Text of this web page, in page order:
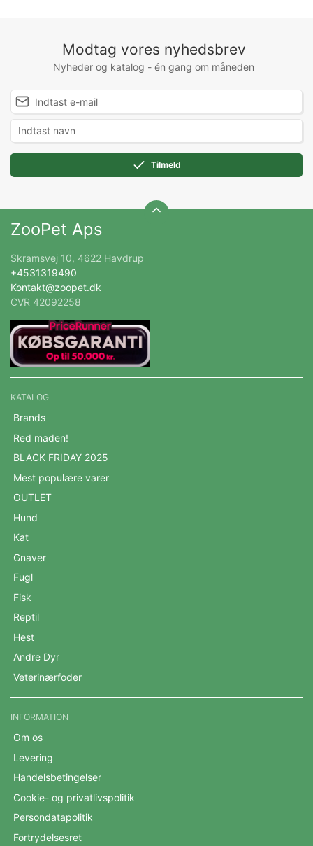
Modtag vores nyhedsbrev
Nyheder og katalog - én gang om måneden
Tilmeld
ZooPet Aps
Skramsvej 10, 4622 Havdrup
+4531319490
Kontakt@zoopet.dk
CVR 42092258
KATALOG
Brands
Red maden!
BLACK FRIDAY 2025
Mest populære varer
OUTLET
Hund
Kat
Gnaver
Fugl
Fisk
Reptil
Hest
Andre Dyr
Veterinærfoder
INFORMATION
Om os
Levering
Handelsbetingelser
Cookie- og privatlivspolitik
Persondatapolitik
Fortrydelsesret